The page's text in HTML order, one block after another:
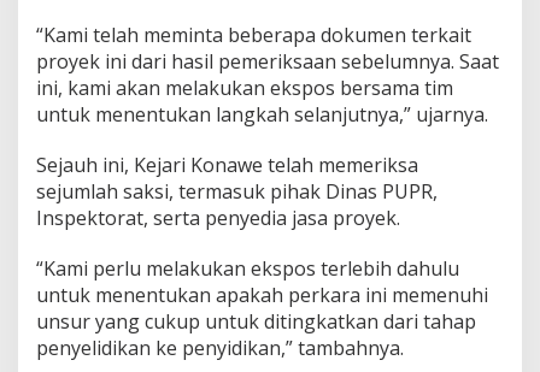
e
k
R
e
v
t
a
i
a
s
i
a
“Kami telah meminta beberapa dokumen terkait
proyek ini dari hasil pemeriksaan sebelumnya. Saat
ini, kami akan melakukan ekspos bersama tim
untuk menentukan langkah selanjutnya,” ujarnya.
Sejauh ini, Kejari Konawe telah memeriksa
sejumlah saksi, termasuk pihak Dinas PUPR,
Inspektorat, serta penyedia jasa proyek.
“Kami perlu melakukan ekspos terlebih dahulu
untuk menentukan apakah perkara ini memenuhi
unsur yang cukup untuk ditingkatkan dari tahap
penyelidikan ke penyidikan,” tambahnya.